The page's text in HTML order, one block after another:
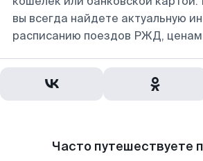
вы всегда найдете актуальную
расписанию поездов РЖД, ценам
Часто путешествуете